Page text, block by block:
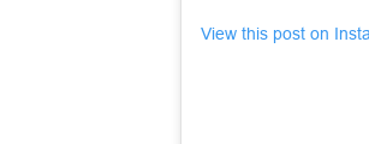
View this post on